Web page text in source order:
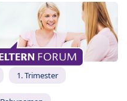
1. Trimester